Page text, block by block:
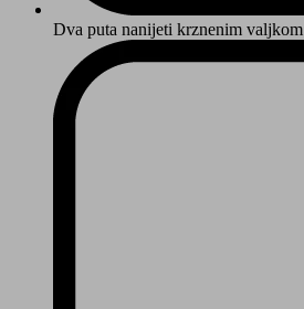
Dva puta nanijeti krznenim valjkom